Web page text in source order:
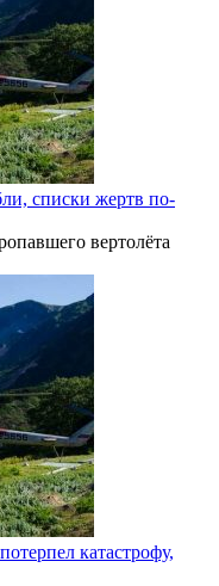
списки жертв по-
вертолёта
катастрофу,